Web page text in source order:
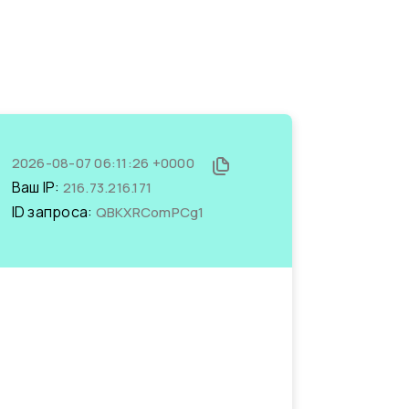
2026-08-07 06:11:26 +0000
Ваш IP: 216.73.216.171
ID запроса: QBKXRComPCg1